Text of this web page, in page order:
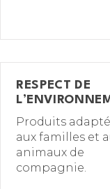
RESPECT DE
Produits
aux familles et
animaux de
compagnie.